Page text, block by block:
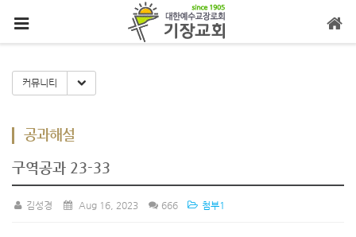
커뮤니티 Toggle Dropdown
공과해설
구역공과 23-33
김성경 Aug 16, 2023 666 첨부1